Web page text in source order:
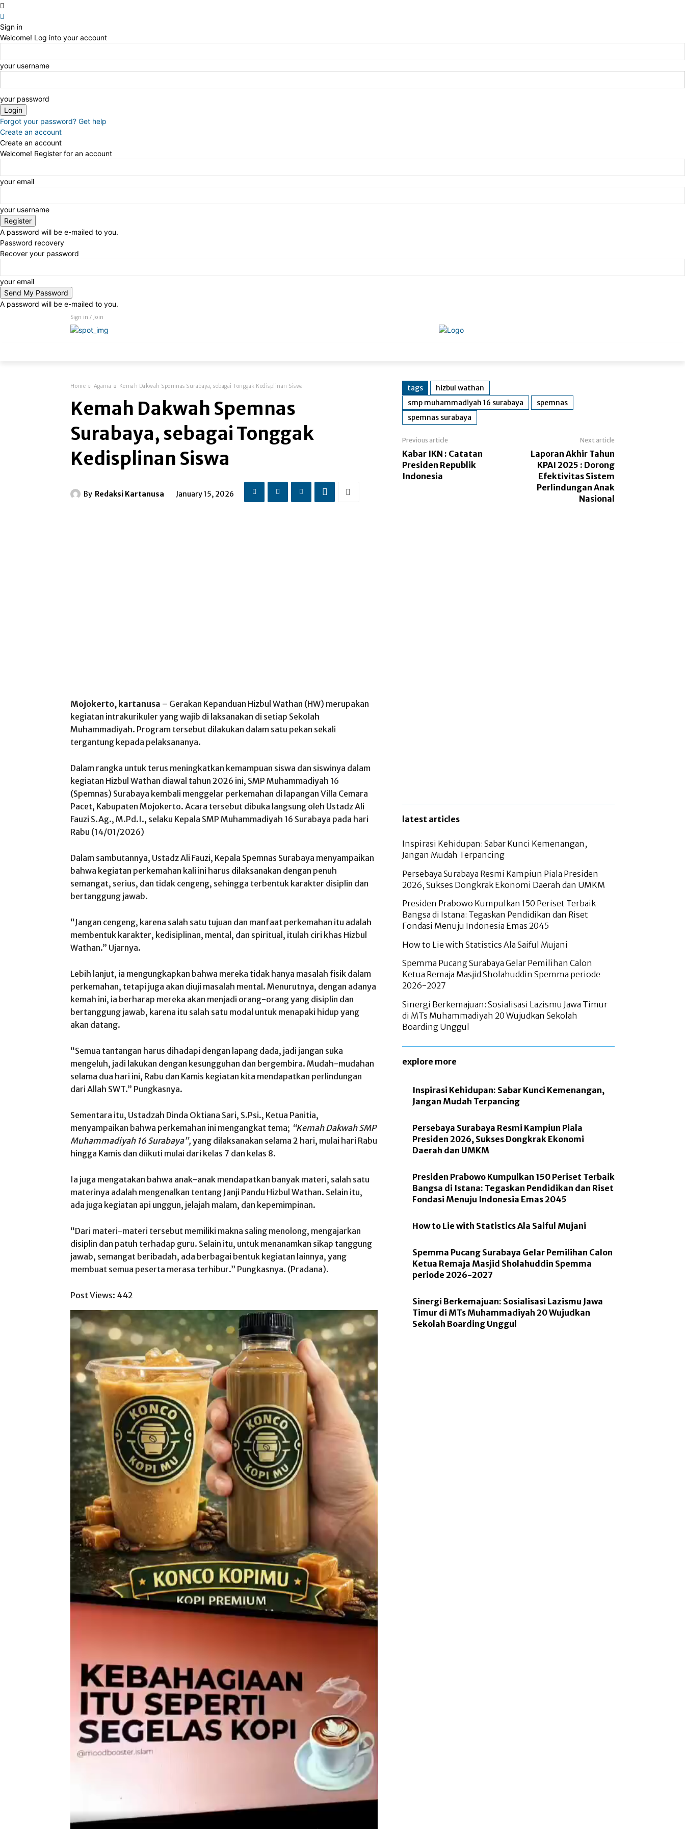
Sign in
Welcome! Log into your account
your username
your password
Forgot your password? Get help
Create an account
Create an account
Welcome! Register for an account
your email
your username
A password will be e-mailed to you.
Password recovery
Recover your password
your email
A password will be e-mailed to you.
Sign in / Join
Home Agama Kemah Dakwah Spemnas Surabaya, sebagai Tonggak Kedisplinan Siswa
Kemah Dakwah Spemnas
Surabaya, sebagai Tonggak
Kedisplinan Siswa
By Redaksi Kartanusa January 15, 2026
Mojokerto, kartanusa – Gerakan Kepanduan Hizbul Wathan (HW) merupakan
kegiatan intrakurikuler yang wajib di laksanakan di setiap Sekolah
Muhammadiyah. Program tersebut dilakukan dalam satu pekan sekali
tergantung kepada pelaksananya.
Dalam rangka untuk terus meningkatkan kemampuan siswa dan siswinya dalam
kegiatan Hizbul Wathan diawal tahun 2026 ini, SMP Muhammadiyah 16
(Spemnas) Surabaya kembali menggelar perkemahan di lapangan Villa Cemara
Pacet, Kabupaten Mojokerto. Acara tersebut dibuka langsung oleh Ustadz Ali
Fauzi S.Ag., M.Pd.I., selaku Kepala SMP Muhammadiyah 16 Surabaya pada hari
Rabu (14/01/2026)
Dalam sambutannya, Ustadz Ali Fauzi, Kepala Spemnas Surabaya menyampaikan
bahwa kegiatan perkemahan kali ini harus dilaksanakan dengan penuh
semangat, serius, dan tidak cengeng, sehingga terbentuk karakter disiplin dan
bertanggung jawab.
“Jangan cengeng, karena salah satu tujuan dan manfaat perkemahan itu adalah
membentuk karakter, kedisiplinan, mental, dan spiritual, itulah ciri khas Hizbul
Wathan.” Ujarnya.
Lebih lanjut, ia mengungkapkan bahwa mereka tidak hanya masalah fisik dalam
perkemahan, tetapi juga akan diuji masalah mental. Menurutnya, dengan adanya
kemah ini, ia berharap mereka akan menjadi orang-orang yang disiplin dan
bertanggung jawab, karena itu salah satu modal untuk menapaki hidup yang
akan datang.
“Semua tantangan harus dihadapi dengan lapang dada, jadi jangan suka
mengeluh, jadi lakukan dengan kesungguhan dan bergembira. Mudah-mudahan
selama dua hari ini, Rabu dan Kamis kegiatan kita mendapatkan perlindungan
dari Allah SWT.” Pungkasnya.
Sementara itu, Ustadzah Dinda Oktiana Sari, S.Psi., Ketua Panitia,
menyampaikan bahwa perkemahan ini mengangkat tema; “Kemah Dakwah SMP
Muhammadiyah 16 Surabaya”, yang dilaksanakan selama 2 hari, mulai hari Rabu
hingga Kamis dan diikuti mulai dari kelas 7 dan kelas 8.
Ia juga mengatakan bahwa anak-anak mendapatkan banyak materi, salah satu
materinya adalah mengenalkan tentang Janji Pandu Hizbul Wathan. Selain itu,
ada juga kegiatan api unggun, jelajah malam, dan kepemimpinan.
“Dari materi-materi tersebut memiliki makna saling menolong, mengajarkan
disiplin dan patuh terhadap guru. Selain itu, untuk menanamkan sikap tanggung
jawab, semangat beribadah, ada berbagai bentuk kegiatan lainnya, yang
membuat semua peserta merasa terhibur.” Pungkasnya. (Pradana).
Post Views: 442
tags
hizbul wathan
smp muhammadiyah 16 surabaya
spemnas
spemnas surabaya
Previous article
Kabar IKN : Catatan
Presiden Republik
Indonesia
Next article
Laporan Akhir Tahun
KPAI 2025 : Dorong
Efektivitas Sistem
Perlindungan Anak
Nasional
latest articles
Inspirasi Kehidupan: Sabar Kunci Kemenangan,
Jangan Mudah Terpancing
Persebaya Surabaya Resmi Kampiun Piala Presiden
2026, Sukses Dongkrak Ekonomi Daerah dan UMKM
Presiden Prabowo Kumpulkan 150 Periset Terbaik
Bangsa di Istana: Tegaskan Pendidikan dan Riset
Fondasi Menuju Indonesia Emas 2045
How to Lie with Statistics Ala Saiful Mujani
Spemma Pucang Surabaya Gelar Pemilihan Calon
Ketua Remaja Masjid Sholahuddin Spemma periode
2026-2027
Sinergi Berkemajuan: Sosialisasi Lazismu Jawa Timur
di MTs Muhammadiyah 20 Wujudkan Sekolah
Boarding Unggul
explore more
Inspirasi Kehidupan: Sabar Kunci Kemenangan,
Jangan Mudah Terpancing
Persebaya Surabaya Resmi Kampiun Piala
Presiden 2026, Sukses Dongkrak Ekonomi
Daerah dan UMKM
Presiden Prabowo Kumpulkan 150 Periset Terbaik
Bangsa di Istana: Tegaskan Pendidikan dan Riset
Fondasi Menuju Indonesia Emas 2045
How to Lie with Statistics Ala Saiful Mujani
Spemma Pucang Surabaya Gelar Pemilihan Calon
Ketua Remaja Masjid Sholahuddin Spemma
periode 2026-2027
Sinergi Berkemajuan: Sosialisasi Lazismu Jawa
Timur di MTs Muhammadiyah 20 Wujudkan
Sekolah Boarding Unggul